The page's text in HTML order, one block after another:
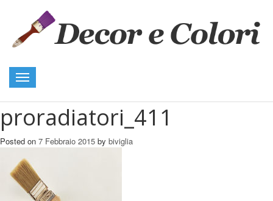
Toggle
navigation
proradiatori_411
Posted on 7 Febbraio 2015 by biviglia